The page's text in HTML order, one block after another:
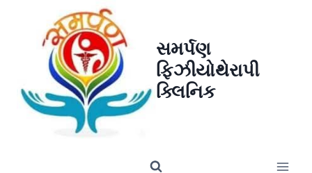
સમર્પણ
ફિઝીયોથેરાપી
ક્લિનિક